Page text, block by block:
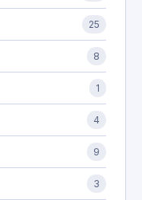
25
8
1
4
9
3